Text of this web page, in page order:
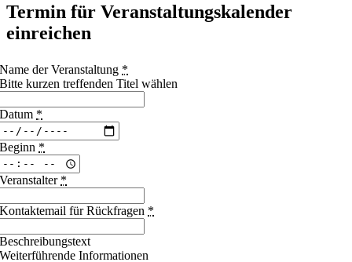
Termin für Veranstaltungskalender
einreichen
Name der Veranstaltung *
Bitte kurzen treffenden Titel wählen
Datum *
Beginn *
Veranstalter *
Kontaktemail für Rückfragen *
Beschreibungstext
Weiterführende Informationen